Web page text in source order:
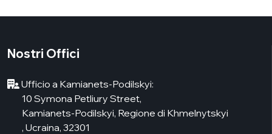
Nostri Offici
Ufficio a Kamianets-Podilskyi:
10 Symona Petliury Street,
Kamianets-Podilskyi, Regione di Khmelnytskyi
, Ucraina, 32301